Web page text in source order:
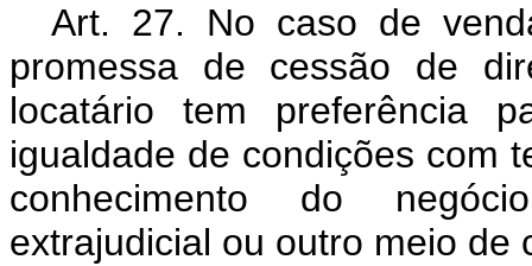
Art. 27. No caso de
promessa de cessão de
locatário tem preferência
igualdade de condições com
conhecimento do
extrajudicial ou outro meio de